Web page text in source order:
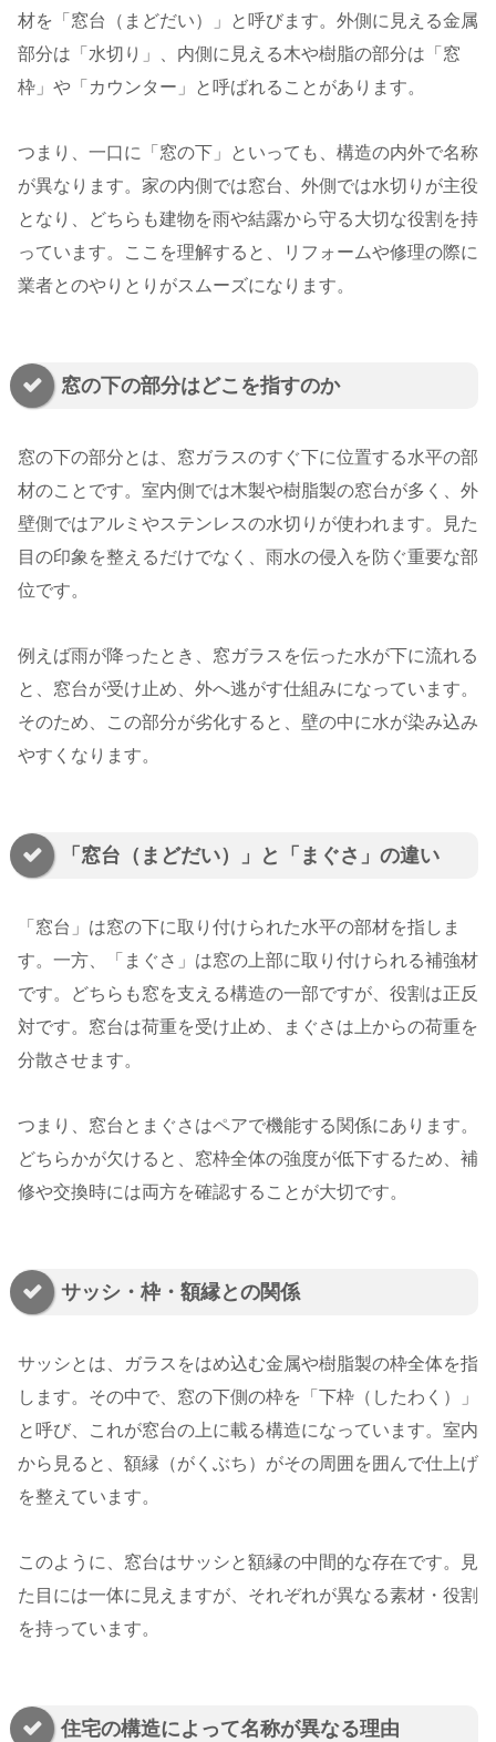
材を「窓台（まどだい）」と呼びます。外側に見える金属
部分は「水切り」、内側に見える木や樹脂の部分は「窓
枠」や「カウンター」と呼ばれることがあります。
つまり、一口に「窓の下」といっても、構造の内外で名称
が異なります。家の内側では窓台、外側では水切りが主役
となり、どちらも建物を雨や結露から守る大切な役割を持
っています。ここを理解すると、リフォームや修理の際に
業者とのやりとりがスムーズになります。
窓の下の部分はどこを指すのか
窓の下の部分とは、窓ガラスのすぐ下に位置する水平の部
材のことです。室内側では木製や樹脂製の窓台が多く、外
壁側ではアルミやステンレスの水切りが使われます。見た
目の印象を整えるだけでなく、雨水の侵入を防ぐ重要な部
位です。
例えば雨が降ったとき、窓ガラスを伝った水が下に流れる
と、窓台が受け止め、外へ逃がす仕組みになっています。
そのため、この部分が劣化すると、壁の中に水が染み込み
やすくなります。
「窓台（まどだい）」と「まぐさ」の違い
「窓台」は窓の下に取り付けられた水平の部材を指しま
す。一方、「まぐさ」は窓の上部に取り付けられる補強材
です。どちらも窓を支える構造の一部ですが、役割は正反
対です。窓台は荷重を受け止め、まぐさは上からの荷重を
分散させます。
つまり、窓台とまぐさはペアで機能する関係にあります。
どちらかが欠けると、窓枠全体の強度が低下するため、補
修や交換時には両方を確認することが大切です。
サッシ・枠・額縁との関係
サッシとは、ガラスをはめ込む金属や樹脂製の枠全体を指
します。その中で、窓の下側の枠を「下枠（したわく）」
と呼び、これが窓台の上に載る構造になっています。室内
から見ると、額縁（がくぶち）がその周囲を囲んで仕上げ
を整えています。
このように、窓台はサッシと額縁の中間的な存在です。見
た目には一体に見えますが、それぞれが異なる素材・役割
を持っています。
住宅の構造によって名称が異なる理由